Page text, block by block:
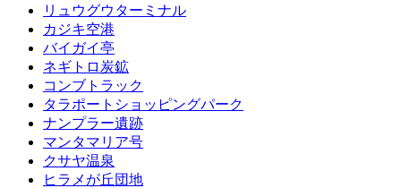
リュウグウターミナル
カジキ空港
バイガイ亭
ネギトロ炭鉱
コンブトラック
タラポートショッピングパーク
ナンプラー遺跡
マンタマリア号
クサヤ温泉
ヒラメが丘団地